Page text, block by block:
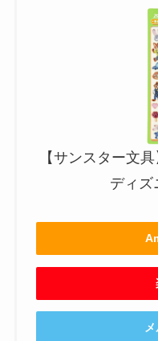
【サンスター文
ディズ